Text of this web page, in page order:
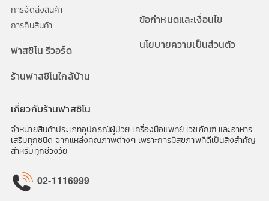
การจัดส่งสินค้า
การคืนสินค้า
ฟาสซิโน รีวอร์ด
ร้านฟาสซิโนใกล้บ้าน
ข้อกำหนดและเงื่อนไข
นโยบายความเป็นส่วนตัว
เกี่ยวกับร้านฟาสซิโน
จำหน่ายสินค้าประเภทอุปกรณ์ผู้ป่วย เครื่องมือแพทย์ เวชภัณฑ์ และอาหาร
เสริมทุกชนิด จากแหล่งคุณภาพต่างๆ เพราะการมีสุขภาพที่ดีเป็นสิ่งสำคัญ
สำหรับทุกช่วงวัย
02-1116999